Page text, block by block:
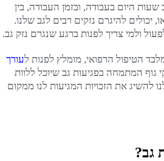
שעות היום בעבודה, ובזמן העבודה, בין
יכולים להיגרם נזקים רבים לגב שלנו.
ולמי צריך לפנות ברגע שנגרם נזק גב.
הטיפול הרפואי, מומלץ לפנות לעורך
גוף המתמחה בפגיעות גב שיוכל ללוות
להשיג את הזכויות המגיעות לנו ממקום
גב?